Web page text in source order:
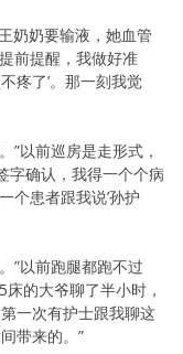
奶奶要输液，她血管
前提醒，我做好准
疼了’。那一刻我觉
”以前巡房是走形式，
字确认，我得一个个病
个患者跟我说’孙护
”以前跑腿都跑不过
的大爷聊了半小时，
一次有护士跟我聊这
带来的。”